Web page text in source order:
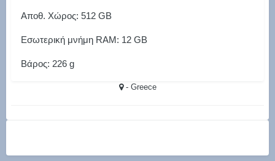
Αποθ. Χώρος: 512 GB
Εσωτερική μνήμη RAM: 12 GB
Βάρος: 226 g
- Greece